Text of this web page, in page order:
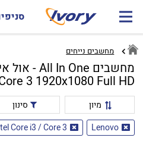
מחשבים נייחים
3 1920x1080 Full HD
מיון
סינון
Lenovo
Core i3 / Core 3